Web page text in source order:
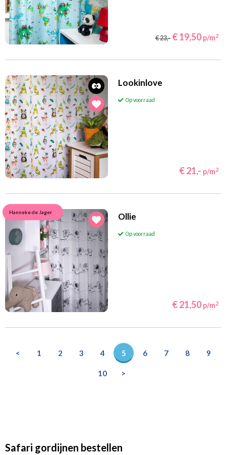
€ 23,- € 19,50 p/m2
Lookinlove
Op voorraad
€ 21,- p/m2
Hanneke de Jager Ollie
Op voorraad
€ 21,50 p/m2
< 1 2 3 4 5 6 7 8 9
10 >
Safari gordijnen bestellen